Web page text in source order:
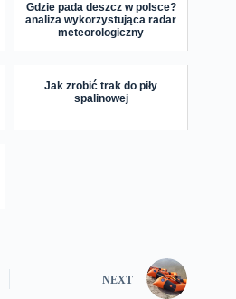
Gdzie pada deszcz w polsce?
analiza wykorzystująca radar
meteorologiczny
Jak zrobić trak do piły
spalinowej
NEXT